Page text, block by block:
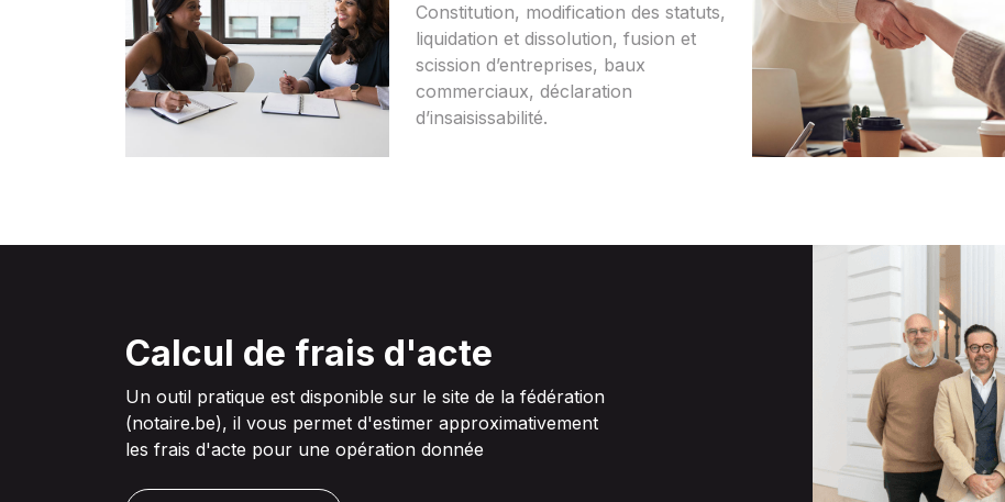
Constitution, modification des statuts,
liquidation et dissolution, fusion et
scission d’entreprises, baux
commerciaux, déclaration
d’insaisissabilité.
Calcul de frais d'acte
Un outil pratique est disponible sur le site de la fédération
(notaire.be), il vous permet d'estimer approximativement
les frais d'acte pour une opération donnée